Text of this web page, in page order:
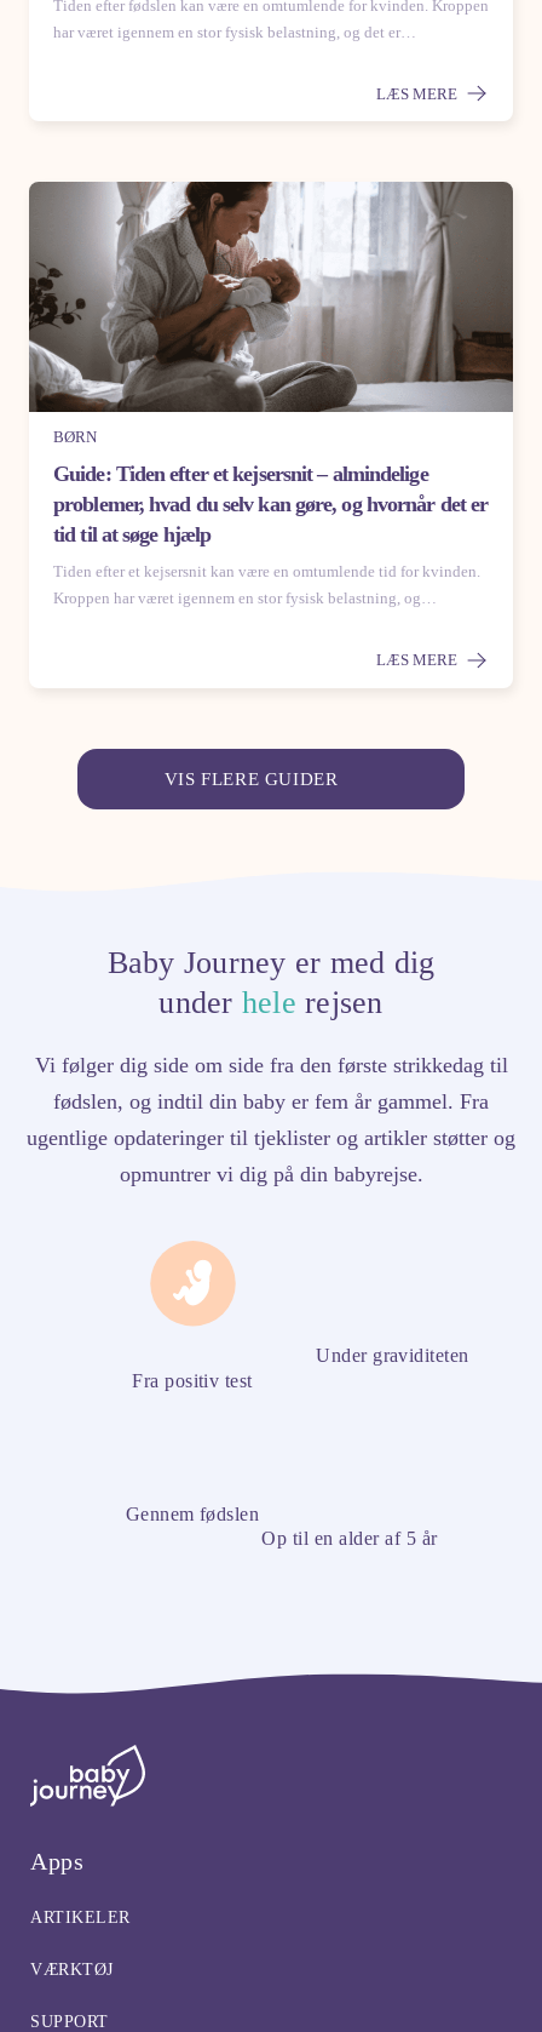
Tiden efter fødslen kan være en omtumlende for kvinden. Kroppen
har været igennem en stor fysisk belastning, og det er…
LÆS MERE
BØRN
Guide: Tiden efter et kejsersnit – almindelige
problemer, hvad du selv kan gøre, og hvornår det er
tid til at søge hjælp
Tiden efter et kejsersnit kan være en omtumlende tid for kvinden.
Kroppen har været igennem en stor fysisk belastning, og…
LÆS MERE
VIS FLERE GUIDER
Baby Journey er med dig
under hele rejsen
Vi følger dig side om side fra den første strikkedag til
fødslen, og indtil din baby er fem år gammel. Fra
ugentlige opdateringer til tjeklister og artikler støtter og
opmuntrer vi dig på din babyrejse.
Fra positiv test
Under graviditeten
Gennem fødslen
Op til en alder af 5 år
Apps
ARTIKELER
VÆRKTØJ
SUPPORT